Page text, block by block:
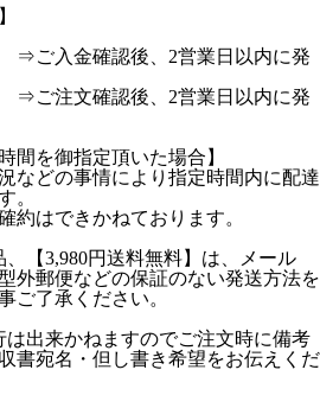
⇒ご入金確認後、2営業日以内に発
⇒ご注文確認後、2営業日以内に発
間を御指定頂いた場合】
などの事情により指定時間内に配達
。
約はできかねております。
【3,980円送料無料】は、メール
外郵便などの保証のない発送方法を
ご了承ください。
出来かねますのでご注文時に備考
書宛名・但し書き希望をお伝えくだ